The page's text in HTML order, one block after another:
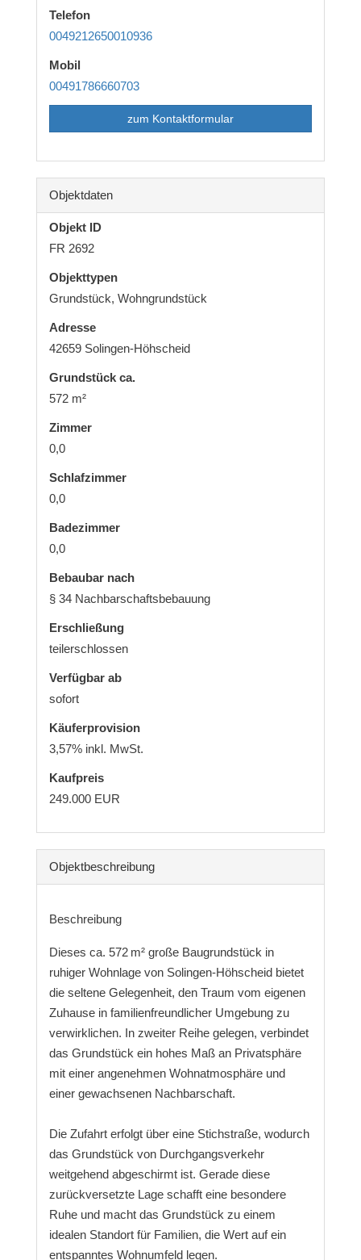
Telefon
0049212650010936
Mobil
00491786660703
zum Kontaktformular
Objektdaten
Objekt ID
FR 2692
Objekttypen
Grundstück, Wohngrundstück
Adresse
42659 Solingen-Höhscheid
Grund­stück ca.
572 m²
Zimmer
0,0
Schlafzimmer
0,0
Badezimmer
0,0
Bebaubar nach
§ 34 Nachbarschaftsbebauung
Erschließung
teilerschlossen
Verfügbar ab
sofort
Käufer­provision
3,57% inkl. MwSt.
Kaufpreis
249.000 EUR
Objekt­beschreibung
Beschreibung
Dieses ca. 572 m² große Baugrundstück in
ruhiger Wohnlage von Solingen-Höhscheid bietet
die seltene Gelegenheit, den Traum vom eigenen
Zuhause in familienfreundlicher Umgebung zu
verwirklichen. In zweiter Reihe gelegen, verbindet
das Grundstück ein hohes Maß an Privatsphäre
mit einer angenehmen Wohnatmosphäre und
einer gewachsenen Nachbarschaft.
Die Zufahrt erfolgt über eine Stichstraße, wodurch
das Grundstück von Durchgangsverkehr
weitgehend abgeschirmt ist. Gerade diese
zurückversetzte Lage schafft eine besondere
Ruhe und macht das Grundstück zu einem
idealen Standort für Familien, die Wert auf ein
entspanntes Wohnumfeld legen.